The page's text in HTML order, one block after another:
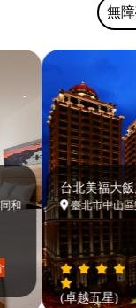
無
台北美福大飯店
臺北市中山區樂
(卓越五星)